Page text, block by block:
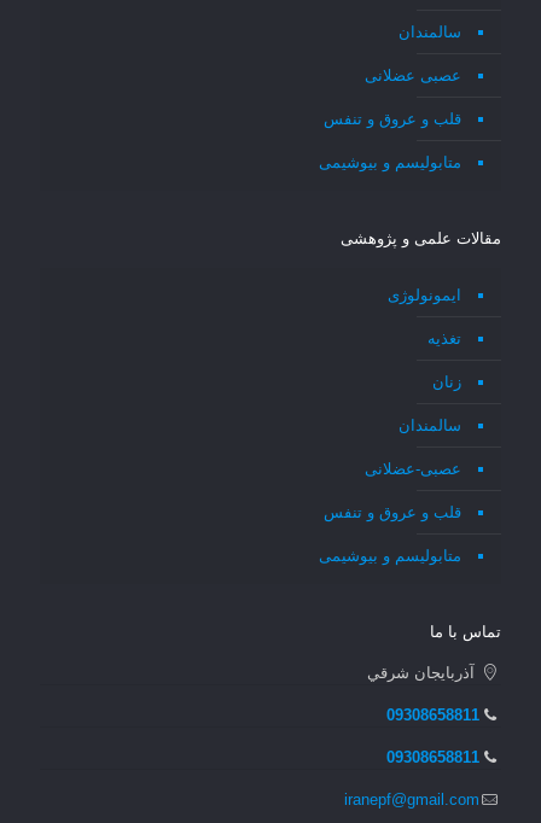
سالمندان
عصبی عضلانی
قلب و عروق و تنفس
متابولیسم و بیوشیمی
مقالات علمی و پژوهشی
ایمونولوژی
تغذیه
زنان
سالمندان
عصبی-عضلانی
قلب و عروق و تنفس
متابولیسم و بیوشیمی
تماس با ما
آذربايجان شرقي
09308658811
09308658811
iranepf@gmail.com